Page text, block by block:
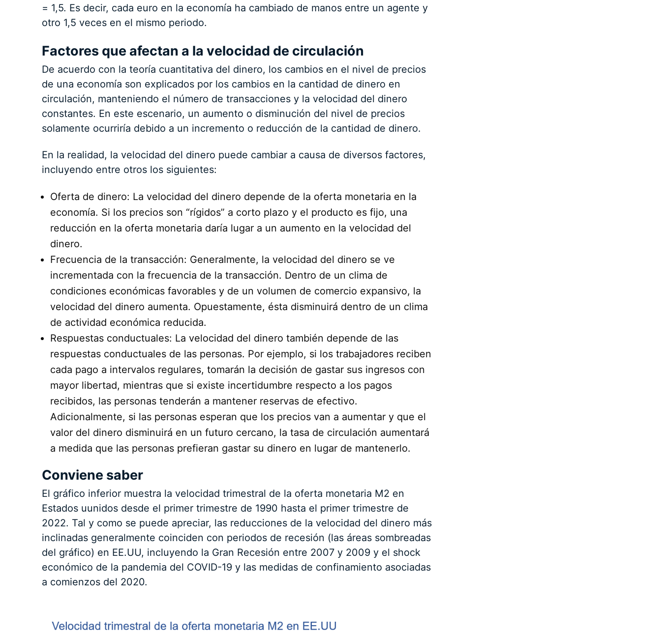
= 1,5. Es decir, cada euro en la economía ha cambiado de manos entre un agente y
otro 1,5 veces en el mismo periodo.
Factores que afectan a la velocidad de circulación
De acuerdo con la teoría cuantitativa del dinero, los cambios en el nivel de precios
de una economía son explicados por los cambios en la cantidad de dinero en
circulación, manteniendo el número de transacciones y la velocidad del dinero
constantes. En este escenario, un aumento o disminución del nivel de precios
solamente ocurriría debido a un incremento o reducción de la cantidad de dinero.
En la realidad, la velocidad del dinero puede cambiar a causa de diversos factores,
incluyendo entre otros los siguientes:
Oferta de dinero: La velocidad del dinero depende de la oferta monetaria en la
economía. Si los precios son “rígidos” a corto plazo y el producto es fijo, una
reducción en la oferta monetaria daría lugar a un aumento en la velocidad del
dinero.
Frecuencia de la transacción: Generalmente, la velocidad del dinero se ve
incrementada con la frecuencia de la transacción. Dentro de un clima de
condiciones económicas favorables y de un volumen de comercio expansivo, la
velocidad del dinero aumenta. Opuestamente, ésta disminuirá dentro de un clima
de actividad económica reducida.
Respuestas conductuales: La velocidad del dinero también depende de las
respuestas conductuales de las personas. Por ejemplo, si los trabajadores reciben
cada pago a intervalos regulares, tomarán la decisión de gastar sus ingresos con
mayor libertad, mientras que si existe incertidumbre respecto a los pagos
recibidos, las personas tenderán a mantener reservas de efectivo.
Adicionalmente, si las personas esperan que los precios van a aumentar y que el
valor del dinero disminuirá en un futuro cercano, la tasa de circulación aumentará
a medida que las personas prefieran gastar su dinero en lugar de mantenerlo.
Conviene saber
El gráfico inferior muestra la velocidad trimestral de la oferta monetaria M2 en
Estados uunidos desde el primer trimestre de 1990 hasta el primer trimestre de
2022. Tal y como se puede apreciar, las reducciones de la velocidad del dinero más
inclinadas generalmente coinciden con periodos de recesión (las áreas sombreadas
del gráfico) en EE.UU, incluyendo la Gran Recesión entre 2007 y 2009 y el shock
económico de la pandemia del COVID-19 y las medidas de confinamiento asociadas
a comienzos del 2020.